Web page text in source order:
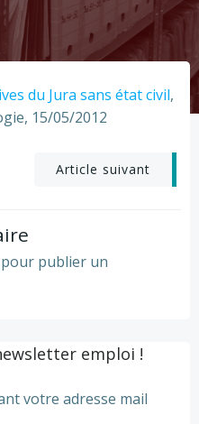
du Jura sans état civil,
15/05/2012
Post
navigation
Article suivant
pour publier un
emploi !
votre adresse mail